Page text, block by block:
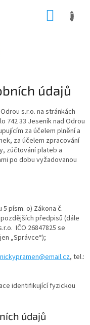
údajů
s.r.o. na stránkách
742 33 Jeseník nad Odrou
za účelem plnění a
za účelem zpracování
zúčtování plateb a
po dobu vyžadovanou
písm. o) Zákona č.
předpisů (dále
IČO 26847825 se
„Správce“);
, tel.:
identifikující fyzickou
údajů